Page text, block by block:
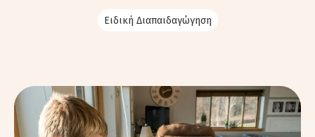
Ειδική Διαπαιδαγώγηση